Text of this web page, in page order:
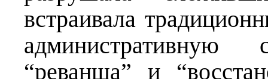
встраивала
“реванша” и